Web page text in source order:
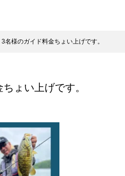
3名様のガイド料金ちょい上げです。
ょい上げです。